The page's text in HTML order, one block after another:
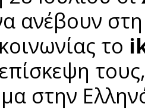
ανέβουν
το
στην